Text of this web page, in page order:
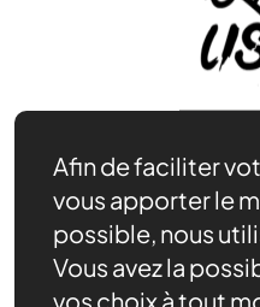
Nos actions
Nos ressources
Actualités
Être bénévole
Afin de faciliter
vous apporter le
possible, nous
Vous avez la
vos choix à tout